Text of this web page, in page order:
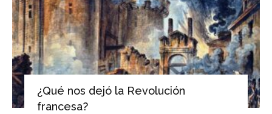
¿Qué nos dejó la Revolución
francesa?